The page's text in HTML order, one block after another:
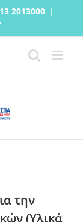
2013000 |
την
(Υλικά